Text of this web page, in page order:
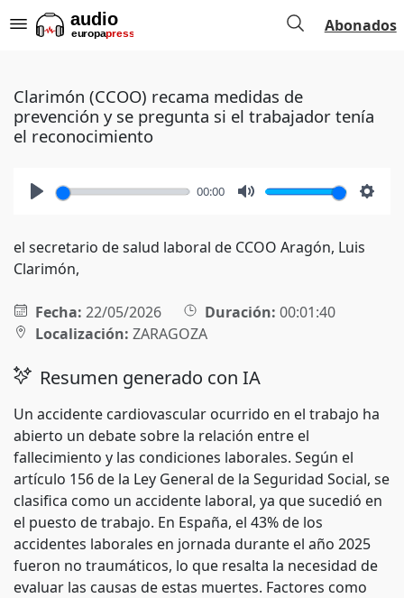
Abonados
Clarimón (CCOO) recama medidas de
prevención y se pregunta si el trabajador tenía
el reconocimiento
00:00
el secretario de salud laboral de CCOO Aragón, Luis
Clarimón,
Fecha: 22/05/2026 Duración: 00:01:40
Localización: ZARAGOZA
Resumen generado con IA
Un accidente cardiovascular ocurrido en el trabajo ha
abierto un debate sobre la relación entre el
fallecimiento y las condiciones laborales. Según el
artículo 156 de la Ley General de la Seguridad Social, se
clasifica como un accidente laboral, ya que sucedió en
el puesto de trabajo. En España, el 43% de los
accidentes laborales en jornada durante el año 2025
fueron no traumáticos, lo que resalta la necesidad de
evaluar las causas de estas muertes. Factores como